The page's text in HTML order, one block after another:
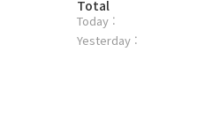
방
문
자
Total
Today :
Yesterday :